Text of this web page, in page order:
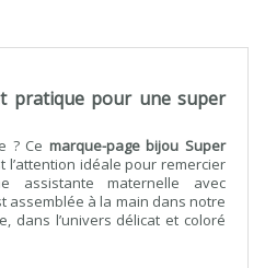
pratique pour une super
? Ce marque-page bijou Super
l’attention idéale pour remercier
assistante maternelle avec
assemblée à la main dans notre
dans l’univers délicat et coloré